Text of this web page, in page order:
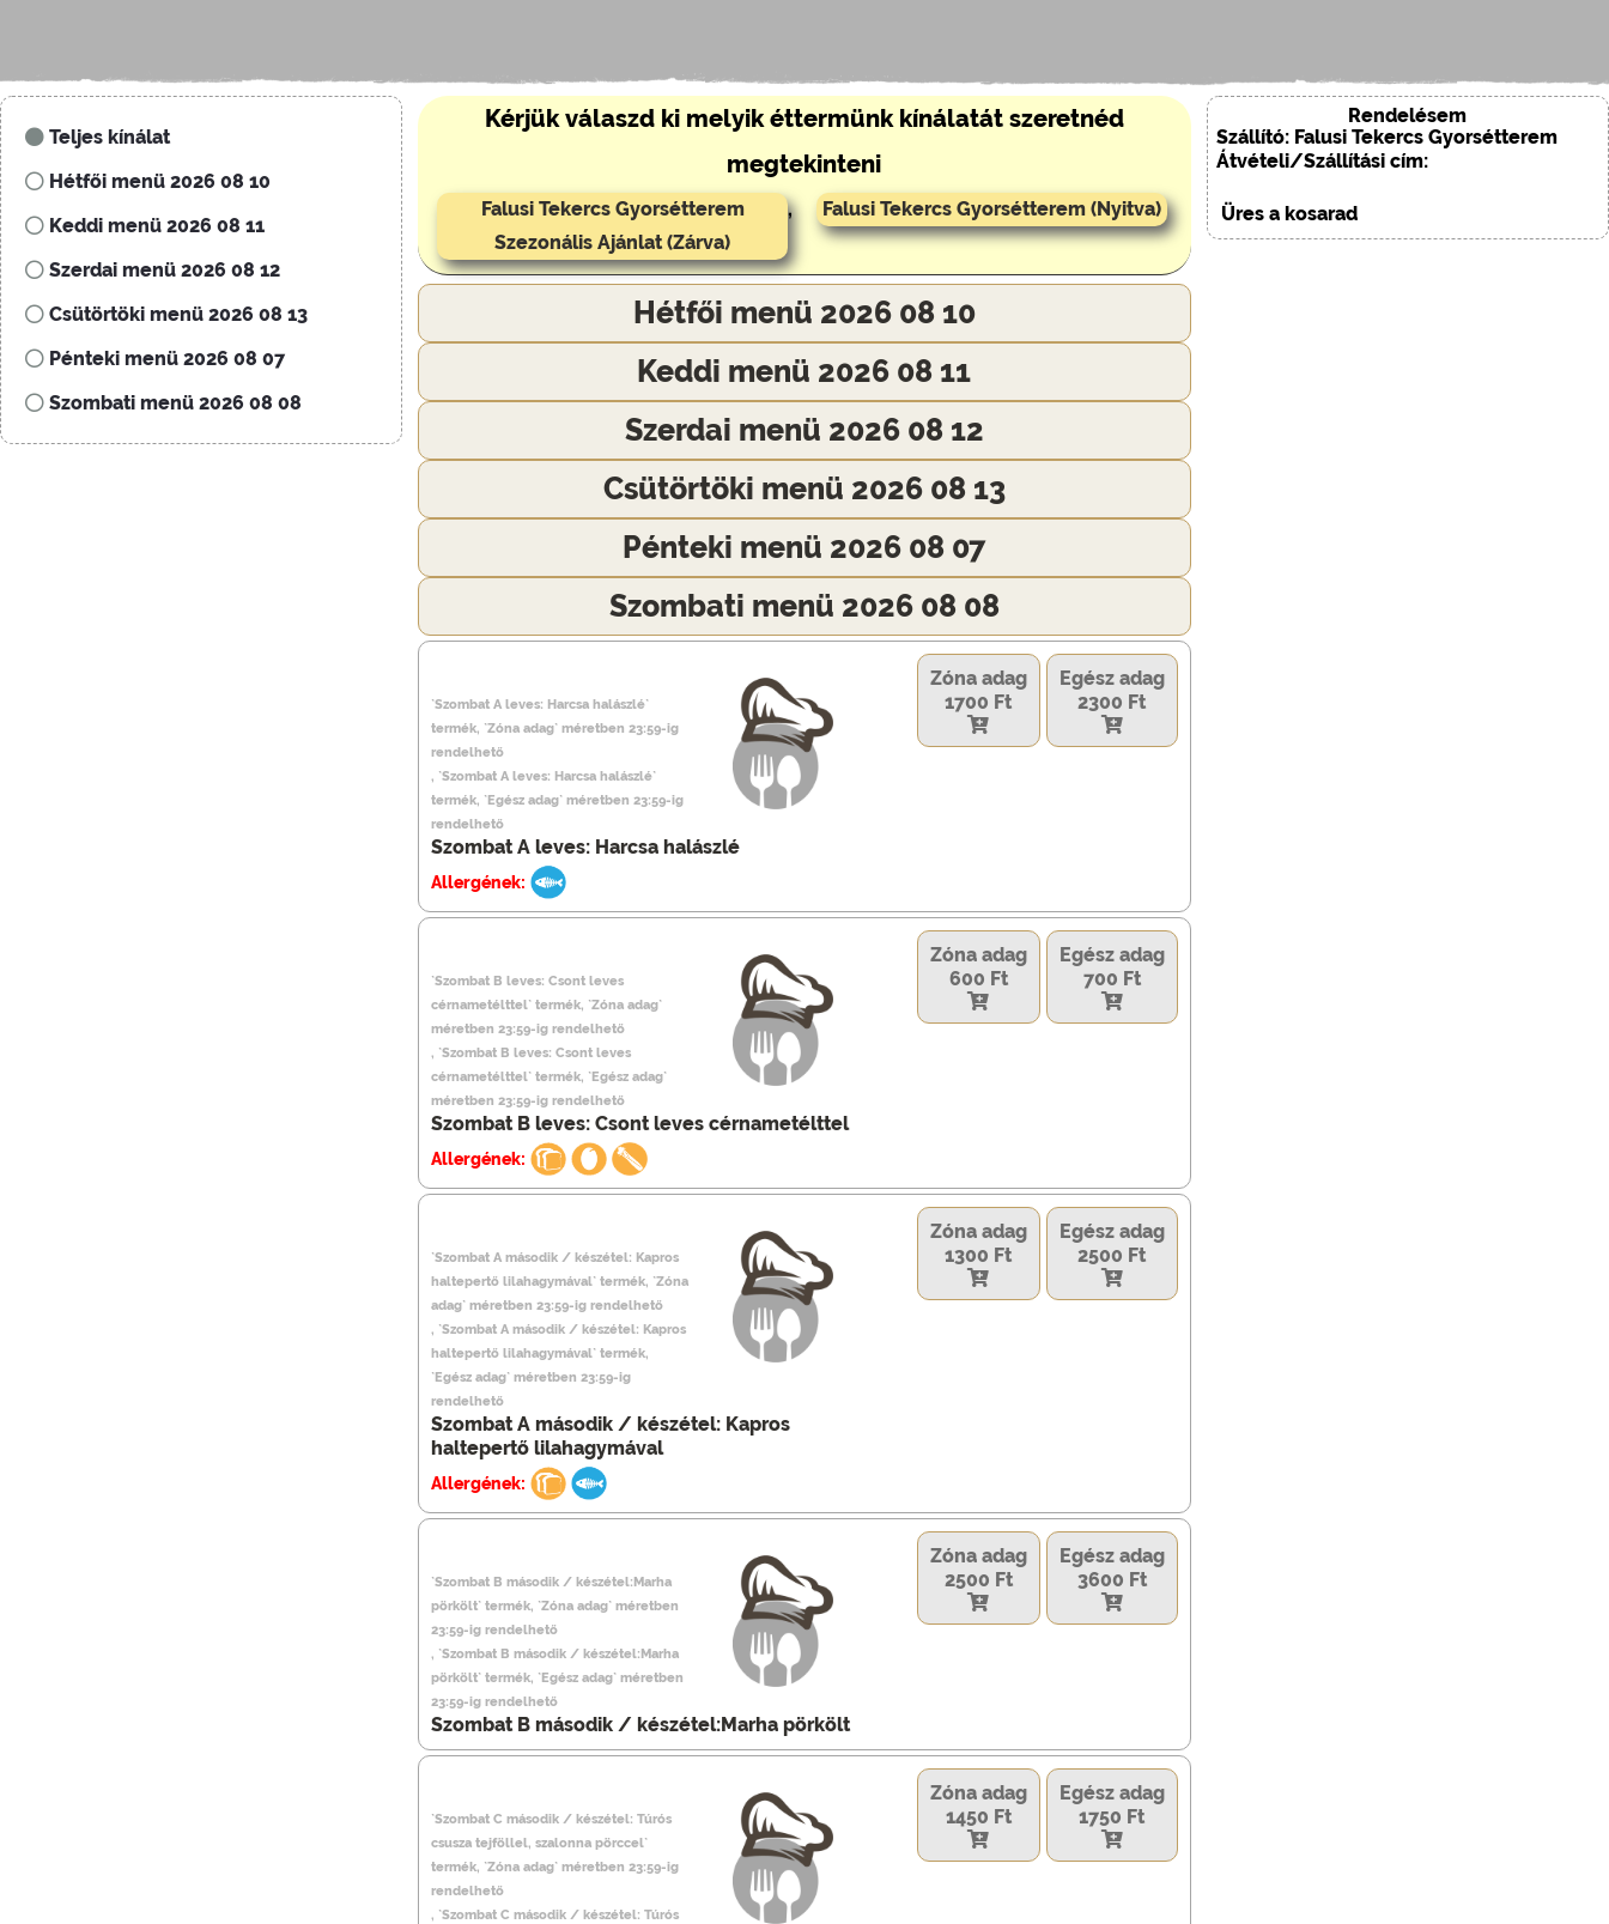
Teljes kínálat
Hétfői menü 2026 08 10
Keddi menü 2026 08 11
Szerdai menü 2026 08 12
Csütörtöki menü 2026 08 13
Pénteki menü 2026 08 07
Szombati menü 2026 08 08
Kérjük válaszd ki melyik éttermünk kínálatát szeretnéd
megtekinteni
Falusi Tekercs Gyorsétterem
Szezonális Ajánlat (Zárva)
, Falusi Tekercs Gyorsétterem (Nyitva)
Hétfői menü 2026 08 10
Keddi menü 2026 08 11
Szerdai menü 2026 08 12
Csütörtöki menü 2026 08 13
Pénteki menü 2026 08 07
Szombati menü 2026 08 08
`Szombat A leves: Harcsa halászlé`
termék, `Zóna adag` méretben 23:59-ig
rendelhető
, `Szombat A leves: Harcsa halászlé`
termék, `Egész adag` méretben 23:59-ig
rendelhető
Szombat A leves: Harcsa halászlé
Allergének:
Zóna adag
1700 Ft
Egész adag
2300 Ft
`Szombat B leves: Csont leves
cérnametélttel` termék, `Zóna adag`
méretben 23:59-ig rendelhető
, `Szombat B leves: Csont leves
cérnametélttel` termék, `Egész adag`
méretben 23:59-ig rendelhető
Szombat B leves: Csont leves cérnametélttel
Allergének:
Zóna adag
600 Ft
Egész adag
700 Ft
`Szombat A második / készétel: Kapros
haltepertő lilahagymával` termék, `Zóna
adag` méretben 23:59-ig rendelhető
, `Szombat A második / készétel: Kapros
haltepertő lilahagymával` termék,
`Egész adag` méretben 23:59-ig
rendelhető
Szombat A második / készétel: Kapros
haltepertő lilahagymával
Allergének:
Zóna adag
1300 Ft
Egész adag
2500 Ft
`Szombat B második / készétel:Marha
pörkölt` termék, `Zóna adag` méretben
23:59-ig rendelhető
, `Szombat B második / készétel:Marha
pörkölt` termék, `Egész adag` méretben
23:59-ig rendelhető
Szombat B második / készétel:Marha pörkölt
Zóna adag
2500 Ft
Egész adag
3600 Ft
`Szombat C második / készétel: Túrós
csusza tejföllel, szalonna pörccel`
termék, `Zóna adag` méretben 23:59-ig
rendelhető
, `Szombat C második / készétel: Túrós
Zóna adag
1450 Ft
Egész adag
1750 Ft
Rendelésem
Szállító: Falusi Tekercs Gyorsétterem
Átvételi/Szállítási cím:
Üres a kosarad